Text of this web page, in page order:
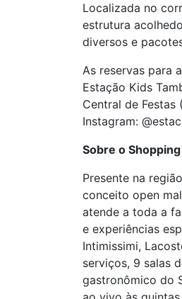
Localizada no
estrutura
diversos e
As reservas para
Estação Kids
Central de Festas
Instagram:
Sobre o
Presente na
conceito open
atende a toda a
e experiências
Intimissimi,
serviços, 9 salas
gastronômico do